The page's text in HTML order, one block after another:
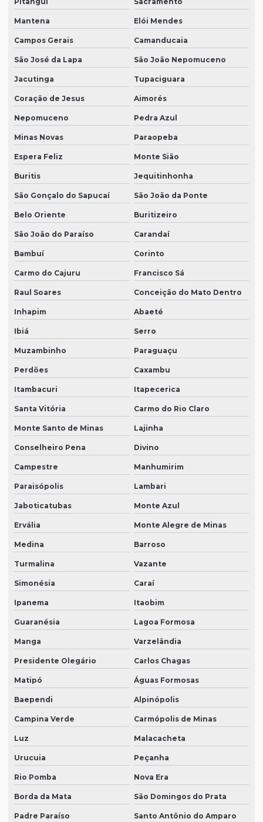
Mantena Elói Mendes
Campos Gerais Camanducaia
São José da Lapa São João Nepomuceno
Jacutinga Tupaciguara
Coração de Jesus Aimorés
Nepomuceno Pedra Azul
Minas Novas Paraopeba
Espera Feliz Monte Sião
Buritis Jequitinhonha
São Gonçalo do Sapucaí São João da Ponte
Belo Oriente Buritizeiro
São João do Paraíso Carandaí
Bambuí Corinto
Carmo do Cajuru Francisco Sá
Raul Soares Conceição do Mato Dentro
Inhapim Abaeté
Ibiá Serro
Muzambinho Paraguaçu
Perdões Caxambu
Itambacuri Itapecerica
Santa Vitória Carmo do Rio Claro
Monte Santo de Minas Lajinha
Conselheiro Pena Divino
Campestre Manhumirim
Paraisópolis Lambari
Jaboticatubas Monte Azul
Ervália Monte Alegre de Minas
Medina Barroso
Turmalina Vazante
Simonésia Caraí
Ipanema Itaobim
Guaranésia Lagoa Formosa
Manga Varzelândia
Presidente Olegário Carlos Chagas
Matipó Águas Formosas
Baependi Alpinópolis
Campina Verde Carmópolis de Minas
Luz Malacacheta
Urucuia Peçanha
Rio Pomba Nova Era
Borda da Mata São Domingos do Prata
Padre Paraíso Santo Antônio do Amparo